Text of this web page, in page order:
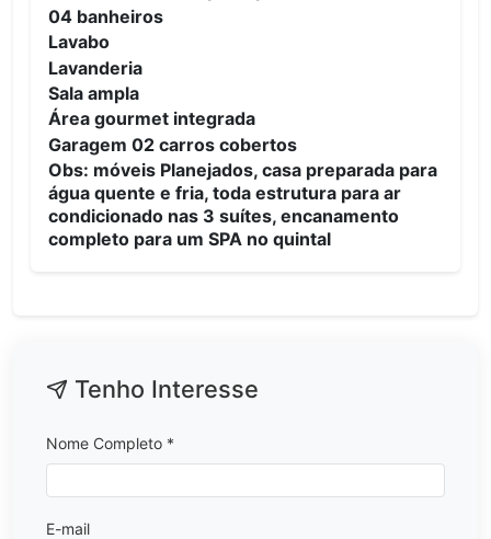
04 banheiros
Lavabo
Lavanderia
Sala ampla
Área gourmet integrada
Garagem 02 carros cobertos
Obs: móveis Planejados, casa preparada para
água quente e fria, toda estrutura para ar
condicionado nas 3 suítes, encanamento
completo para um SPA no quintal
Tenho Interesse
Nome Completo *
E-mail